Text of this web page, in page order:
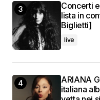
Concerti
lista in
Biglietti]
live
ARIANA
italiana